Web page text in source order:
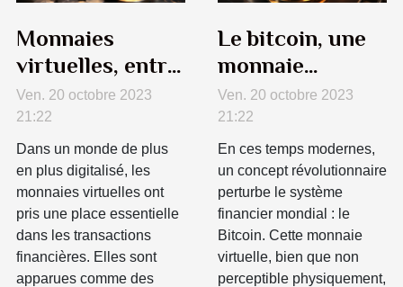
Monnaies
virtuelles, entre
opportunités et
risques
Ven. 20 octobre 2023
21:22
Dans un monde de plus
en plus digitalisé, les
monnaies virtuelles ont
pris une place essentielle
dans les transactions
financières. Elles sont
apparues comme des
Le bitcoin, une
monnaie
virtuelle qui
bouleverse le
monde financier
Ven. 20 octobre 2023
21:22
En ces temps modernes,
un concept révolutionnaire
perturbe le système
financier mondial : le
Bitcoin. Cette monnaie
virtuelle, bien que non
perceptible physiquement,